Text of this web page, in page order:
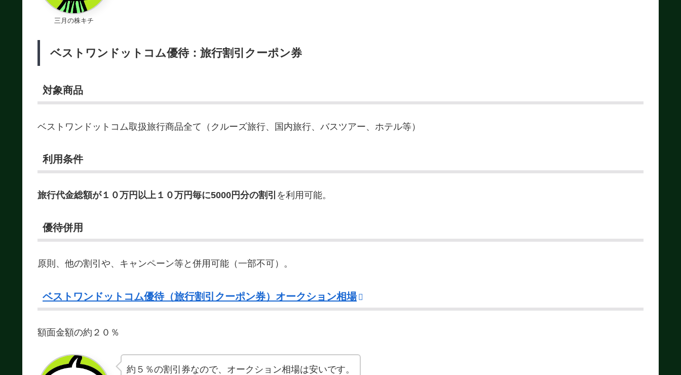
三月の株キチ
ベストワンドットコム優待：旅行割引クーポン券
対象商品
ベストワンドットコム取扱旅行商品全て（クルーズ旅行、国内旅行、バスツアー、ホテル等）
利用条件
旅行代金総額が１０万円以上１０万円毎に5000円分の割引 を利用可能。
優待併用
原則、他の割引や、キャンペーン等と併用可能（一部不可）。
ベストワンドットコム優待（旅行割引クーポン券）オークション相場
額面金額の約２０％
約５％の割引券なので、オークション相場は安いです。